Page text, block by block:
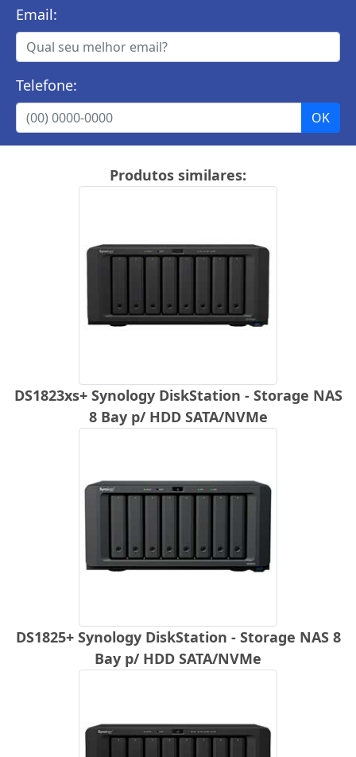
Email:
Telefone:
Produtos similares:
DS1823xs+ Synology DiskStation - Storage NAS
8 Bay p/ HDD SATA/NVMe
DS1825+ Synology DiskStation - Storage NAS 8
Bay p/ HDD SATA/NVMe